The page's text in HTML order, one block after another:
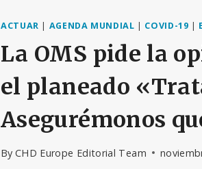
ACTUAR | AGENDA MUNDIAL | COVID-19 |
La OMS pide la
el planeado
Asegurémonos
By CHD Europe Editorial Team